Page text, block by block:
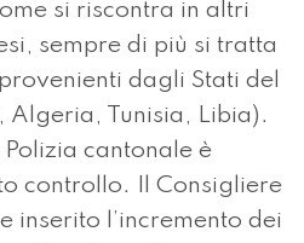
si riscontra in altri
sempre di più si tratta
dagli Stati del
Tunisia, Libia).
cantonale è
controllo. Il Consigliere
inserito l’incremento dei